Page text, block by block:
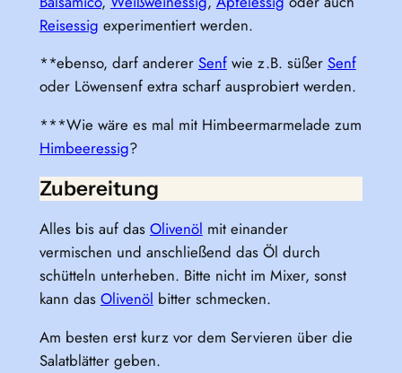
Reisessig experimentiert werden.
**ebenso, darf anderer Senfwie z.B. süßer Senf
oder Löwensenf extra scharf ausprobiert werden.
***Wie wäre es mal mit Himbeermarmelade zum
Himbeeressig?
Zubereitung
Alles bis auf das Olivenöl mit einander
vermischen und anschließend das Öl durch
schütteln unterheben. Bitte nicht im Mixer, sonst
kann das Olivenöl bitter schmecken.
Am besten erst kurz vor dem Servieren über die
Salatblätter geben.